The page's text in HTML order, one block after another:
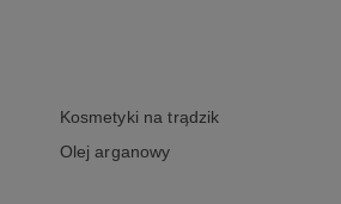
Kosmetyki na trądzik
Olej arganowy